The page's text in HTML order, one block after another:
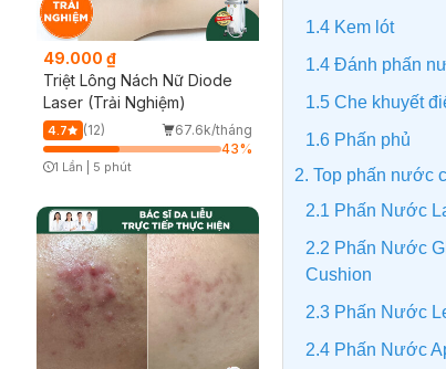
49.000 ₫
Triệt Lông Nách Nữ Diode
Laser (Trải Nghiệm)
4.7 (12)
67.6k/tháng
43%
1 Lần 5 phút
1.4 Kem lót
1.4 Đánh phấn
1.5 Che khuyết
1.6 Phấn phủ
2. Top phấn nước
2.1 Phấn Nước
2.2 Phấn Nước
Cushion
2.3 Phấn Nước
2.4 Phấn Nước